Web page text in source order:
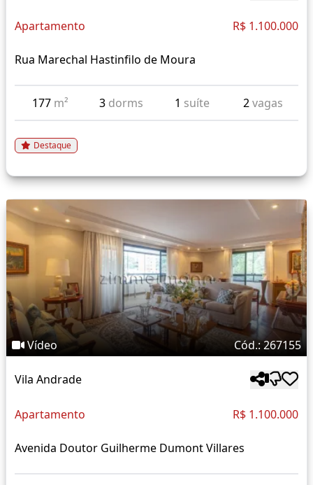
Apartamento R$ 1.100.000
Rua Marechal Hastinfilo de Moura
177 m² 3 dorms 1 suíte 2vagas
Destaque
Vídeo Cód.: 267155
Vila Andrade
Apartamento R$ 1.100.000
Avenida Doutor Guilherme Dumont Villares